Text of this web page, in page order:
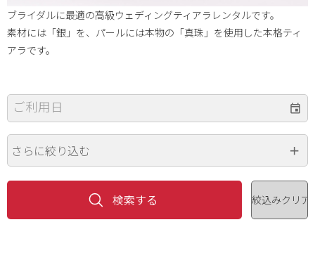
ブライダルに最適の高級ウェディングティアラレンタルです。
素材には「銀」を、パールには本物の「真珠」を使用した本格ティ
アラです。
ご利用日
さらに絞り込む